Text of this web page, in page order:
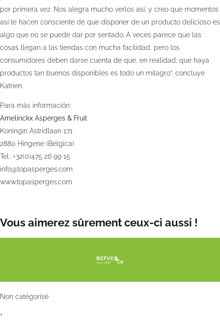
por primera vez. Nos alegra mucho verlos así, y creo que momentos
así te hacen consciente de que disponer de un producto delicioso es
algo que no se puede dar por sentado. A veces parece que las
cosas llegan a las tiendas con mucha facilidad, pero los
consumidores deben darse cuenta de que, en realidad, que haya
productos tan buenos disponibles es todo un milagro”, concluye
Katrien.
Para más información:
Amelinckx Asperges & Fruit
Koningin Astridlaan 171
2880 Hingene (Bélgica)
Tel.: +32(0)475 26 99 15
info@topasperges.com
www.topasperges.com
Vous aimerez sûrement ceux-ci aussi !
Non catégorisé
•